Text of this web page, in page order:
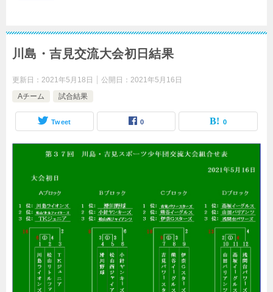
川島・吉見交流大会初日結果
更新日： 2021年5月18日 公開日： 2021年5月16日
Aチーム
試合結果
Tweet 0 0